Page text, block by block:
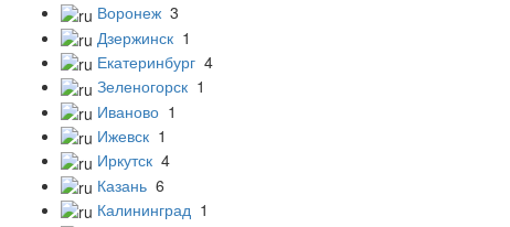
Воронеж 3
Дзержинск 1
Екатеринбург 4
Зеленогорск 1
Иваново 1
Ижевск 1
Иркутск 4
Казань 6
Калининград 1